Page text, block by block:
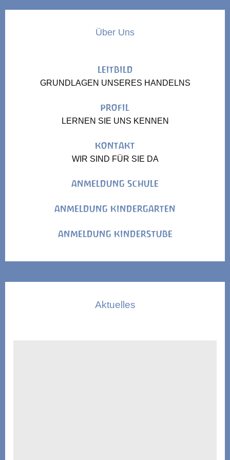
Über Uns
LEITBILD
GRUNDLAGEN UNSERES HANDELNS
PROFIL
LERNEN SIE UNS KENNEN
KONTAKT
WIR SIND FÜR SIE DA
ANMELDUNG SCHULE
ANMELDUNG KINDERGARTEN
ANMELDUNG KINDERSTUBE
Aktuelles